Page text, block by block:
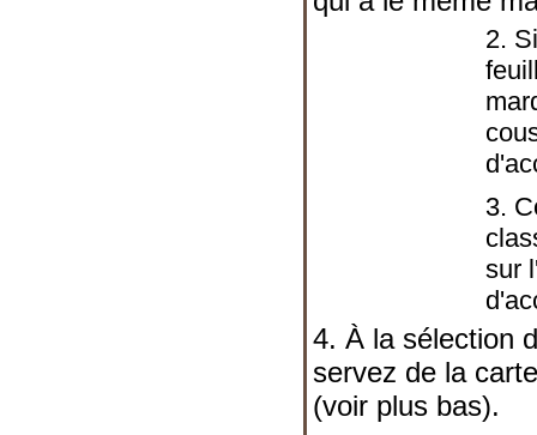
2.
3.
sur
4. À la sélection
servez de la
(voir plus bas).